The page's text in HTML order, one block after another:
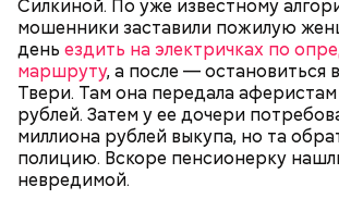
Силкиной. По уже известному
мошенники заставили пожилую
день ездить на электричках по
маршруту, а после — остановиться
Твери. Там она передала
рублей. Затем у ее дочери
миллиона рублей выкупа, но та
полицию. Вскоре пенсионерку
невредимой.
Тогда медики не смогли
причину смерти Константина.
родителей погибшего юноши пали
доказать его причастность к
удалось. Когда же подозреваемого
заявил, что ничего не подсыпал в
что яд могли добавить в бутылку
рублей.
раз потерпевшим стал Кадирханов,
посмертно предъявили обвинения.
расследования уже передали в суд.
продолжаются разбирательства по
убийстве бойца.